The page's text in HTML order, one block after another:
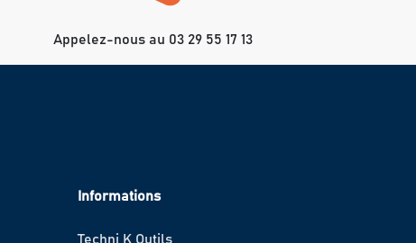
Appelez-nous au 03 29 55 17 13
Informations
Techni K Outils